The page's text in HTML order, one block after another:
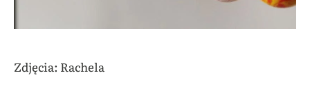
Zdjęcia: Rachela